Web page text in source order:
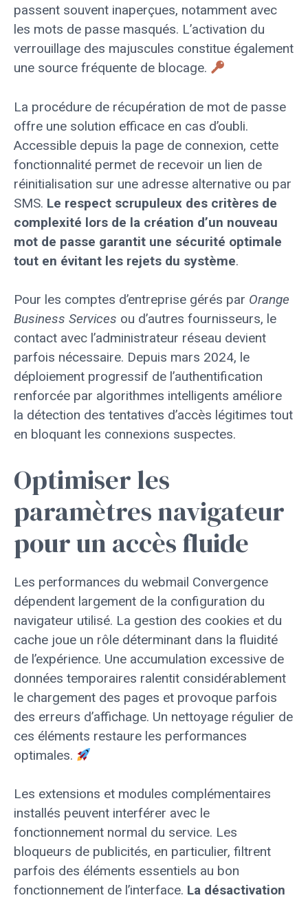
passent souvent inaperçues, notamment avec
les mots de passe masqués. L’activation du
verrouillage des majuscules constitue également
une source fréquente de blocage.
La procédure de récupération de mot de passe
offre une solution efficace en cas d’oubli.
Accessible depuis la page de connexion, cette
fonctionnalité permet de recevoir un lien de
réinitialisation sur une adresse alternative ou par
SMS. Le respect scrupuleux des critères de
complexité lors de la création d’un nouveau
mot de passe garantit une sécurité optimale
tout en évitant les rejets du système.
Pour les comptes d’entreprise gérés par Orange
Business Services ou d’autres fournisseurs, le
contact avec l’administrateur réseau devient
parfois nécessaire. Depuis mars 2024, le
déploiement progressif de l’authentification
renforcée par algorithmes intelligents améliore
la détection des tentatives d’accès légitimes tout
en bloquant les connexions suspectes.
Optimiser les
paramètres navigateur
pour un accès fluide
Les performances du webmail Convergence
dépendent largement de la configuration du
navigateur utilisé. La gestion des cookies et du
cache joue un rôle déterminant dans la fluidité
de l’expérience. Une accumulation excessive de
données temporaires ralentit considérablement
le chargement des pages et provoque parfois
des erreurs d’affichage. Un nettoyage régulier de
ces éléments restaure les performances
optimales.
Les extensions et modules complémentaires
installés peuvent interférer avec le
fonctionnement normal du service. Les
bloqueurs de publicités, en particulier, filtrent
parfois des éléments essentiels au bon
fonctionnement de l’interface. La désactivation